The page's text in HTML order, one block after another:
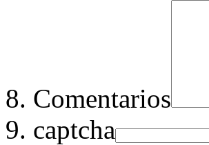
Comentarios
captcha